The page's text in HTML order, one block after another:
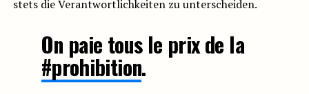
stets die Verantwortlichkeiten zu unterscheiden.
On paie tous le prix de la
#prohibition.